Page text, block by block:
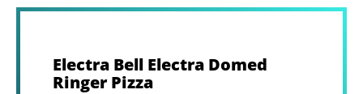
Electra Bell Electra Domed
Ringer Pizza